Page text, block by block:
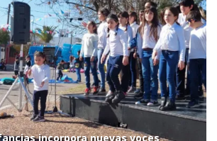
incorpora nuevas voces